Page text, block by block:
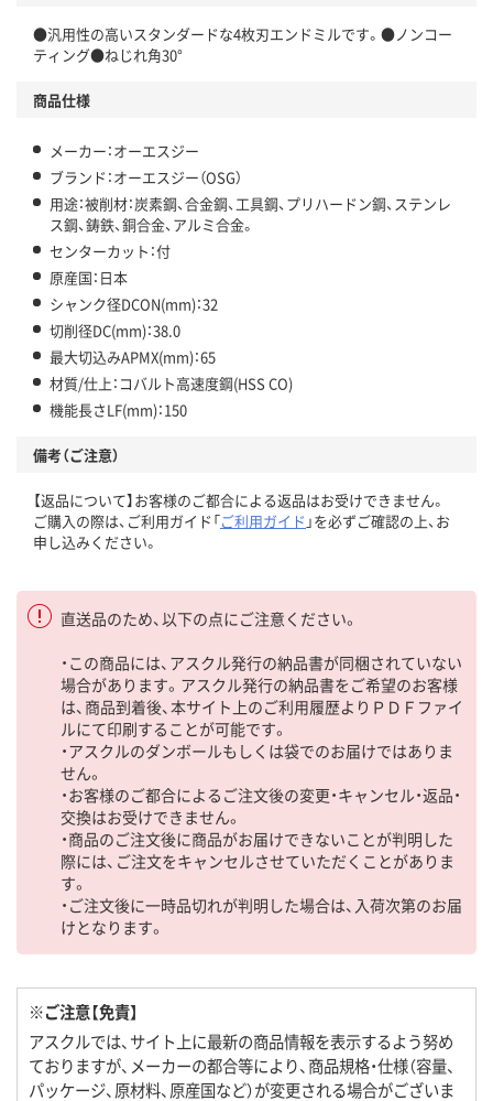
●汎用性の高いスタンダードな4枚刃エンドミルです。●ノンコー
ティング●ねじれ角30°
商品仕様
メーカー：オーエスジー
ブランド：オーエスジー（OSG）
用途：被削材：炭素鋼、合金鋼、工具鋼、プリハードン鋼、ステンレ
ス鋼、鋳鉄、銅合金、アルミ合金。
センターカット：付
原産国：日本
シャンク径DCON(mm)：32
切削径DC(mm)：38.0
最大切込みAPMX(mm)：65
材質/仕上：コバルト高速度鋼(HSS CO)
機能長さLF(mm)：150
備考（ご注意）
【返品について】お客様のご都合による返品はお受けできません。
ご購入の際は、ご利用ガイド「ご利用ガイド 」を必ずご確認の上、お
申し込みください。
直送品のため、以下の点にご注意ください。
・この商品には、アスクル発行の納品書が同梱されていない
場合があります。アスクル発行の納品書をご希望のお客様
は、商品到着後、本サイト上のご利用履歴よりＰＤＦファイ
ルにて印刷することが可能です。
・アスクルのダンボールもしくは袋でのお届けではありま
せん。
・お客様のご都合によるご注文後の変更・キャンセル・返品・
交換はお受けできません。
・商品のご注文後に商品がお届けできないことが判明した
際には、ご注文をキャンセルさせていただくことがありま
す。
・ご注文後に一時品切れが判明した場合は、入荷次第のお届
けとなります。
※ご注意【免責】
アスクルでは、サイト上に最新の商品情報を表示するよう努め
ておりますが、メーカーの都合等により、商品規格・仕様（容量、
パッケージ、原材料、原産国など）が変更される場合がございま